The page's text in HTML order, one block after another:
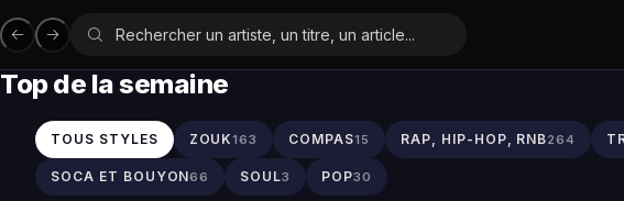
Top de la semaine
TOUS STYLES ZOUK163 COMPAS15 RAP, HIP-HOP, RNB264
SOCA ET BOUYON66 SOUL3 POP30